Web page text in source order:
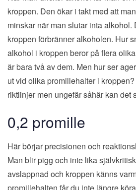
kroppen. Den ökar i takt med att
minskar när man slutar inta alkohol.
kroppen förbränner alkoholen. Hur
alkohol i kroppen beror på flera
är bara två av dem. Men hur ser
ut vid olika promillehalter i
riktlinjer men ungefär såhär kan det
0,2 promille
Här börjar precisionen och
Man blir pigg och inte lika
avslappnad och kroppen känns
promillehalten får du inte längre